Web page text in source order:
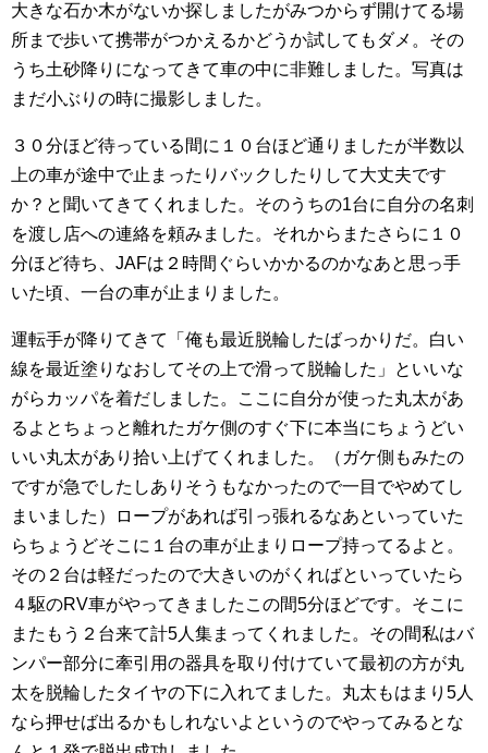
大きな石か木がないか探しましたがみつからず開けてる場
所まで歩いて携帯がつかえるかどうか試してもダメ。その
うち土砂降りになってきて車の中に非難しました。写真は
まだ小ぶりの時に撮影しました。
３０分ほど待っている間に１０台ほど通りましたが半数以
上の車が途中で止まったりバックしたりして大丈夫です
か？と聞いてきてくれました。そのうちの1台に自分の名刺
を渡し店への連絡を頼みました。それからまたさらに１０
分ほど待ち、JAFは２時間ぐらいかかるのかなあと思っ手
いた頃、一台の車が止まりました。
運転手が降りてきて「俺も最近脱輪したばっかりだ。白い
線を最近塗りなおしてその上で滑って脱輪した」といいな
がらカッパを着だしました。ここに自分が使った丸太があ
るよとちょっと離れたガケ側のすぐ下に本当にちょうどい
いい丸太があり拾い上げてくれました。（ガケ側もみたの
ですが急でしたしありそうもなかったので一目でやめてし
まいました）ロープがあれば引っ張れるなあといっていた
らちょうどそこに１台の車が止まりロープ持ってるよと。
その２台は軽だったので大きいのがくればといっていたら
４駆のRV車がやってきましたこの間5分ほどです。そこに
またもう２台来て計5人集まってくれました。その間私はバ
ンパー部分に牽引用の器具を取り付けていて最初の方が丸
太を脱輪したタイヤの下に入れてました。丸太もはまり5人
なら押せば出るかもしれないよというのでやってみるとな